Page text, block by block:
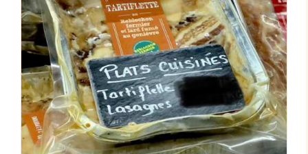
AJOUTER AU PANIER
/
DÉTAILS